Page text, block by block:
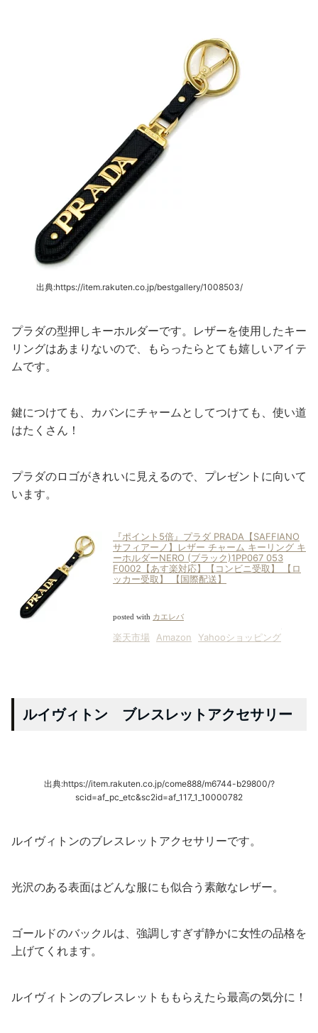
出典:https://item.rakuten.co.jp/bestgallery/1008503/
プラダの型押しキーホルダーです。レザーを使用したキー
リングはあまりないので、もらったらとても嬉しいアイテ
ムです。
鍵につけても、カバンにチャームとしてつけても、使い道
はたくさん！
プラダのロゴがきれいに見えるので、プレゼントに向いて
います。
『ポイント5倍』プラダ PRADA【SAFFIANO
サフィアーノ】レザー チャーム キーリング キ
ーホルダーNERO (ブラック)1PP067 053
F0002【あす楽対応】【コンビニ受取】 【ロ
ッカー受取】 【国際配送】
posted with カエレバ
楽天市場 Amazon Yahooショッピング
ルイヴィトン ブレスレットアクセサリー
出典:https://item.rakuten.co.jp/come888/m6744-b29800/?
scid=af_pc_etc&sc2id=af_117_1_10000782
ルイヴィトンのブレスレットアクセサリーです。
光沢のある表面はどんな服にも似合う素敵なレザー。
ゴールドのバックルは、強調しすぎず静かに女性の品格を
上げてくれます。
ルイヴィトンのブレスレットももらえたら最高の気分に！